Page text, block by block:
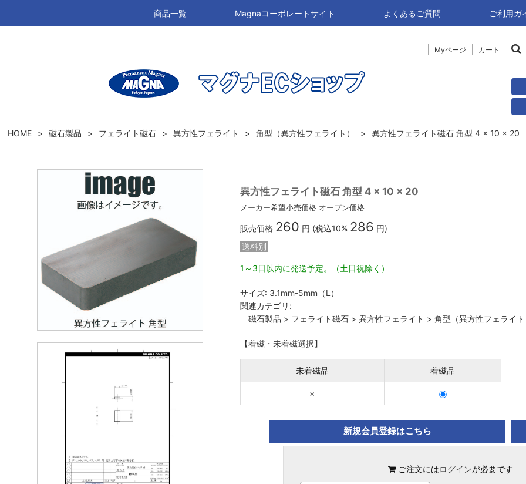
Myページ カート
商品一覧 Magnaコーポレートサイト よくあるご質問 ご利用ガ
HOME 磁石製品 フェライト磁石 異方性フェライト 角型（異方性フェライト） 異方性フェライト磁石 角型 4 × 10 × 20
異方性フェライト磁石 角型 4 × 10 × 20
メーカー希望小売価格 オープン価格
販売価格 260 円 (税込10% 286 円)
送料別
1～3日以内に発送予定。（土日祝除く）
サイズ: 3.1mm-5mm（L）
関連カテゴリ:
磁石製品 > フェライト磁石> 異方性フェライト > 角型（異方性フェライト
【着磁・未着磁選択】
未着磁品 着磁品
×
新規会員登録はこちら
ご注文にはログインが必要です